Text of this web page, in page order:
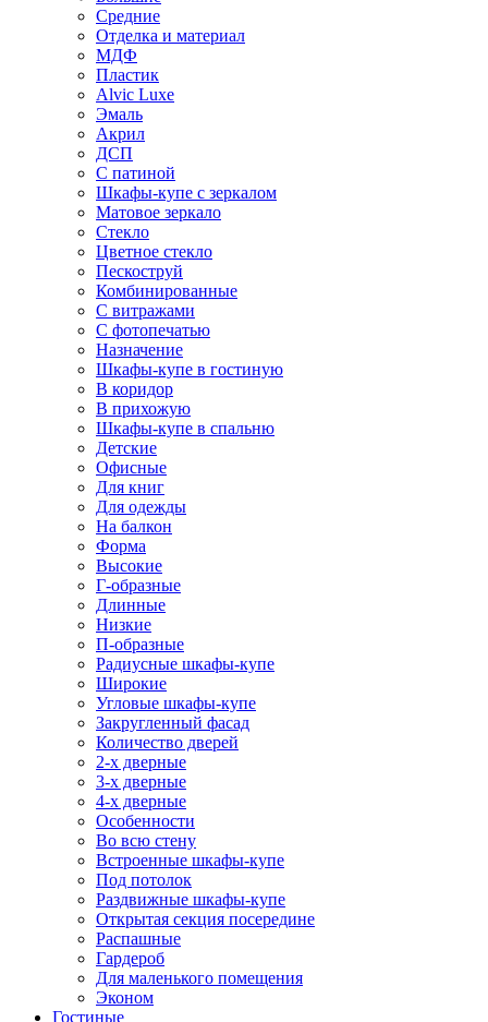
Средние
Отделка и материал
МДФ
Пластик
Alvic Luxe
Эмаль
Акрил
ДСП
С патиной
Шкафы-купе с зеркалом
Матовое зеркало
Стекло
Цветное стекло
Пескоструй
Комбинированные
С витражами
С фотопечатью
Назначение
Шкафы-купе в гостиную
В коридор
В прихожую
Шкафы-купе в спальню
Детские
Офисные
Для книг
Для одежды
На балкон
Форма
Высокие
Г-образные
Длинные
Низкие
П-образные
Радиусные шкафы-купе
Широкие
Угловые шкафы-купе
Закругленный фасад
Количество дверей
2-х дверные
3-х дверные
4-х дверные
Особенности
Во всю стену
Встроенные шкафы-купе
Под потолок
Раздвижные шкафы-купе
Открытая секция посередине
Распашные
Гардероб
Для маленького помещения
Эконом
Гостиные